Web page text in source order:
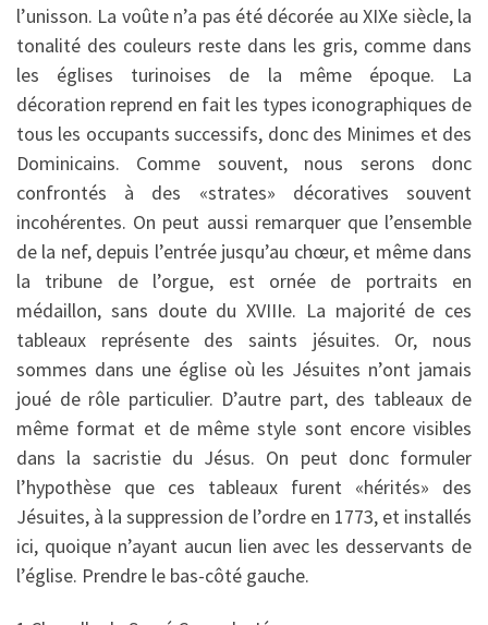
l’unisson. La voûte n’a pas été décorée au XIXe siècle, la
tonalité des couleurs reste dans les gris, comme dans
les églises turinoises de la même époque. La
décoration reprend en fait les types iconographiques de
tous les occupants successifs, donc des Minimes et des
Dominicains. Comme souvent, nous serons donc
confrontés à des «strates» décoratives souvent
incohérentes. On peut aussi remarquer que l’ensemble
de la nef, depuis l’entrée jusqu’au chœur, et même dans
la tribune de l’orgue, est ornée de portraits en
médaillon, sans doute du XVIIIe. La majorité de ces
tableaux représente des saints jésuites. Or, nous
sommes dans une église où les Jésuites n’ont jamais
joué de rôle particulier. D’autre part, des tableaux de
même format et de même style sont encore visibles
dans la sacristie du Jésus. On peut donc formuler
l’hypothèse que ces tableaux furent «hérités» des
Jésuites, à la suppression de l’ordre en 1773, et installés
ici, quoique n’ayant aucun lien avec les desservants de
l’église. Prendre le bas-côté gauche.